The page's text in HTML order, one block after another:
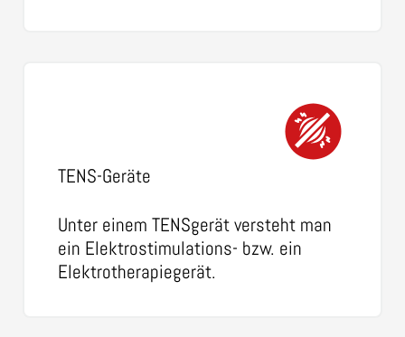
TENS-Geräte
Unter einem TENSgerät versteht man
ein Elektrostimulations- bzw. ein
Elektrotherapiegerät.